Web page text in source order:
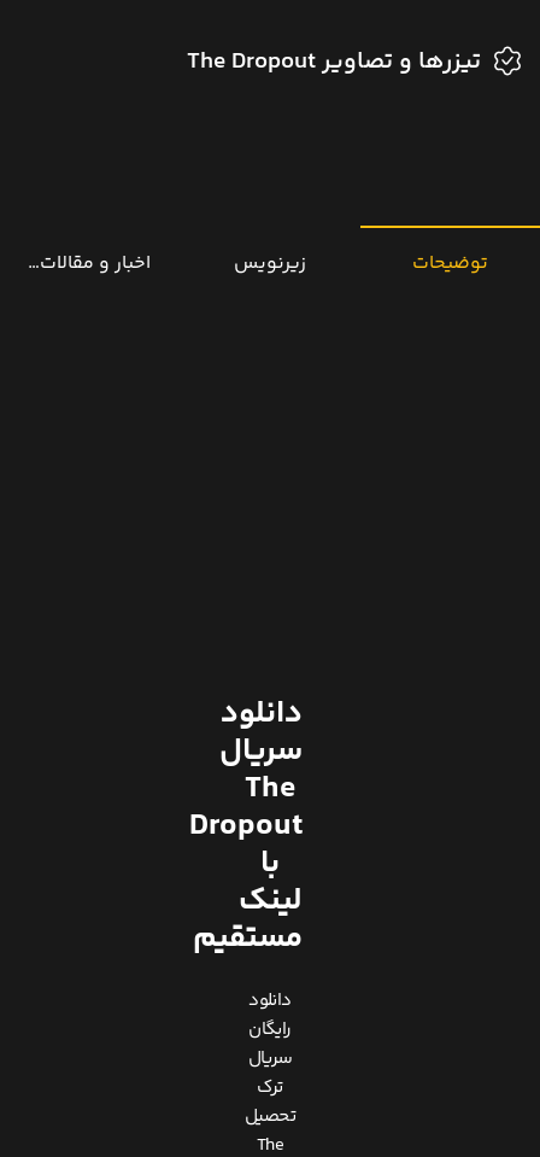
تیزرها و تصاویر The Dropout
توضیحات زیرنویس اخبار و مقالات
دانلود
سریال
The
Dropout
با
لینک
مستقیم
دانلود
رایگان
سریال
ترک
تحصیل
The